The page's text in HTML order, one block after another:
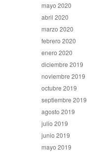
mayo 2020
abril 2020
marzo 2020
febrero 2020
enero 2020
diciembre 2019
noviembre 2019
octubre 2019
septiembre 2019
agosto 2019
julio 2019
junio 2019
mayo 2019